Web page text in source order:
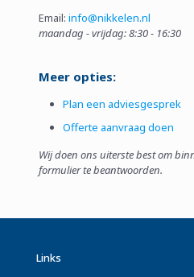
Email:info@nikkelen.nl
maandag - vrijdag: 8:30 - 16:30
Meer opties:
Plan een adviesgesprek
Offerte aanvraag doen
Wij doen ons uiterste best om
formulier te beantwoorden.
Links